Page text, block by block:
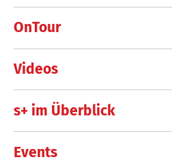
OnTour
Videos
s+ im Überblick
Events